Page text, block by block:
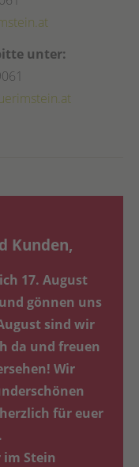
unter:
Kunden,
17. August
gönnen uns
sind wir
da und freuen
Wir
für euer
im Stein